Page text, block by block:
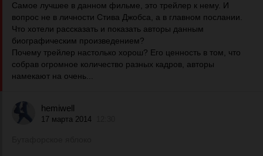
Самое лучшее в данном фильме, это трейлер к нему. И
вопрос не в личности Стива Джобса, а в главном послании.
Что хотели рассказать и показать авторы данным
биографическим произведением?
Почему трейлер настолько хорош? Его ценность в том, что
собрав огромное количество разных кадров, авторы
намекают на очень...
hemiwell
17 марта 2014